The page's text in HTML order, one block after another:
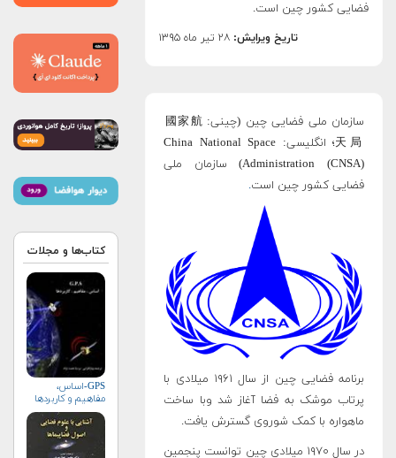
فضایی کشور چین است.
تاریخ ویرایش: ۲۸ تیر ماه ۱۳۹۵
سازمان ملی فضایی چین (چینی: 國家航
天局؛ انگلیسی: China National Space
Administration (CNSA)) سازمان ملی
فضایی کشور چین است.
برنامه فضایی چین از سال ۱۹۶۱ میلادی با
پرتاب موشک به فضا آغاز شد وبا ساخت
ماهواره با کمک شوروی گسترش یافت.
در سال ۱۹۷۰ میلادی چین توانست پنجمین
کتاب‌ها و مجلات
GPS-اساس،
مفاهیم و کاربردها